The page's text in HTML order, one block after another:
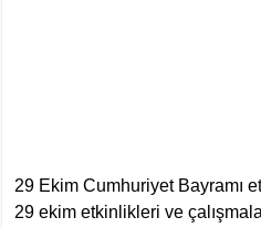
29 Ekim Cumhuriyet Bayramı
29 ekim etkinlikleri ve